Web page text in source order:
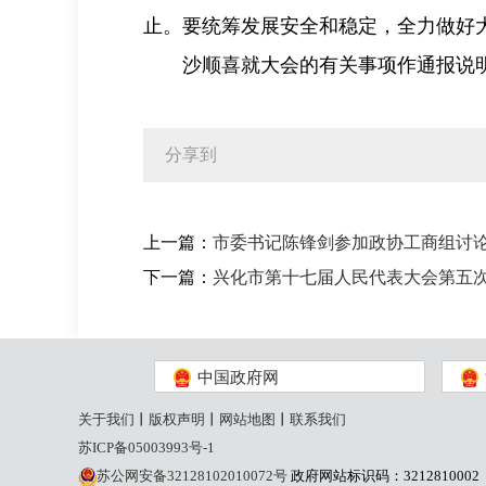
止。要统筹发展安全和稳定，全力做
沙顺喜就大会的有关事项作通报说
分享到
上一篇： 市委书记陈锋剑参加政协工商组讨
下一篇： 兴化市第十七届人民代表大会第五
中国政府网
关于我们 版权声明 网站地图
联系我们
苏ICP备05003993号-1
苏公网安备32128102010072号 政府网站标识码：3212810002